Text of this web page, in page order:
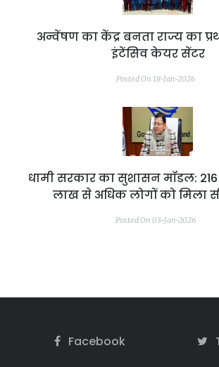
अन्वेंषण का केंद्र बनता राज्य का
इंटेंसिव केयर सेंटर
Posted On 18-Jan-2026
धामी सरकार का सुशासन मॉडल:
लाख से अधिक लोगों को मिला
Posted On 03-Jan-2026
Facebook